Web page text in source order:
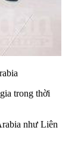
trong thời
như Liên